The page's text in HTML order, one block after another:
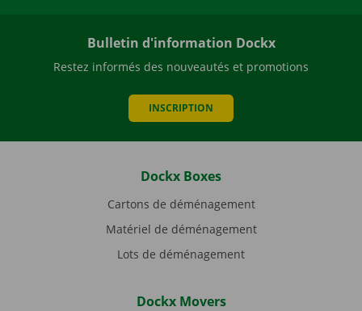
Bulletin d'information Dockx
Restez informés des nouveautés et promotions
INSCRIPTION
Dockx Boxes
Cartons de déménagement
Matériel de déménagement
Lots de déménagement
Dockx Movers